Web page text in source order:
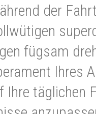
der
fügsam
Ihres
Ihre täglichen